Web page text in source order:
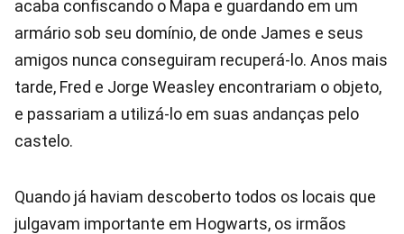
acaba confiscando o Mapa e guardando em um
armário sob seu domínio, de onde James e seus
amigos nunca conseguiram recuperá-lo. Anos mais
tarde, Fred e Jorge Weasley encontrariam o objeto,
e passariam a utilizá-lo em suas andanças pelo
castelo.
Quando já haviam descoberto todos os locais que
julgavam importante em Hogwarts, os irmãos